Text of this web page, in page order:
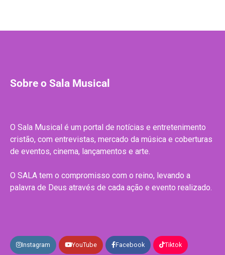
Sobre o Sala Musical
O Sala Musical é um portal de notícias e entretenimento
cristão, com entrevistas, mercado da música e coberturas
de eventos, cinema, lançamentos e arte.
O SALA tem o compromisso com o reino, levando a
palavra de Deus através de cada ação e evento realizado.
Instagram YouTube Facebook Tiktok